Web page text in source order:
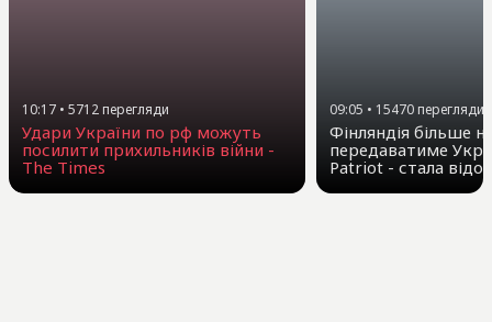
10:17 • 5712перегляди
Удари України по рф можуть
посилити прихильників війни -
The Times
09:05 • 15470 перегляди
Фінляндія більше
передаватиме
Patriot - стала